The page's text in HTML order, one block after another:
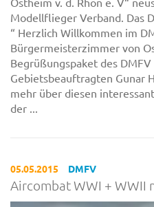
Modellflieger Verband. Das
“ Herzlich Willkommen im
Bürgermeisterzimmer von
Begrüßungspaket des
Gebietsbeauftragten Gunar
mehr über diesen
der ...
05.05.2015 DMFV
Aircombat WWI + WWII